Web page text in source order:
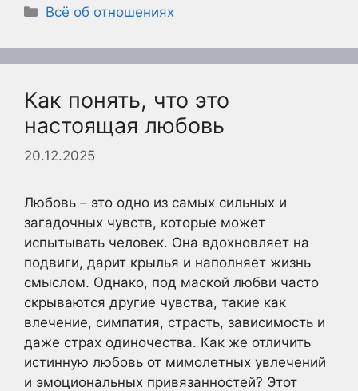
Рубрики
Всё об отношениях
Как понять, что это
настоящая любовь
20.12.2025
Любовь – это одно из самых сильных и
загадочных чувств, которые может
испытывать человек. Она вдохновляет на
подвиги, дарит крылья и наполняет жизнь
смыслом. Однако, под маской любви часто
скрываются другие чувства, такие как
влечение, симпатия, страсть, зависимость и
даже страх одиночества. Как же отличить
истинную любовь от мимолетных увлечений
и эмоциональных привязанностей? Этот